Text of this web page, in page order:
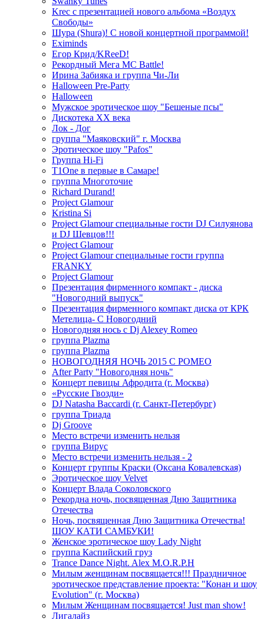
Krec с презентацией нового альбома «Воздух
Свободы»
Шура (Shura)! С новой концертной программой!
Eximinds
Егор Крид/KReeD!
Рекордный Мега МС Battle!
Ирина Забияка и группа Чи-Ли
Halloween Pre-Party
Halloween
Мужское эротическое шоу "Бешеные псы"
Дискотека ХХ века
Лок - Дог
группа "Маяковский" г. Москва
Эротическое шоу "Pafos"
Группа Hi-Fi
T1One в первые в Самаре!
группа Многоточие
Richard Durand!
Project Glamour
Kristina Si
Project Glamour специальные гости DJ Силуянова
и DJ Шевцов!!!
Project Glamour
Project Glamour специальные гости группа
FRANKY
Project Glamour
Презентация фирменного компакт - диска
"Новогодний выпуск"
Презентация фирменного компакт диска от КРК
Метелица- С Новогодний
Новогодняя нось с Dj Alexey Romeo
группа Plazma
группа Plazma
НОВОГОДНЯЯ НОЧЬ 2015 C РОМЕО
After Party "Новогодняя ночь"
Концерт певицы Афродита (г. Москва)
«Русские Гвозди»
DJ Natasha Baccardi (г. Санкт-Петербург)
группа Триада
Dj Groove
Место встречи изменить нельзя
группа Вирус
Место встречи изменить нельзя - 2
Концерт группы Краски (Оксана Ковалевская)
Эротическое шоу Velvet
Концерт Влада Соколовского
Рекордна ночь, посвященная Дню Защитника
Отечества
Ночь, посвященная Дню Защитника Отечества!
ШОУ КАТИ САМБУКИ!
Женское эротическое шоу Lady Night
группа Каспийский груз
Trance Dance Night. Alex M.O.R.P.H
Милым женщинам посвящается!!! Праздничное
эротическое представление проекта: "Конан и шоу
Evolution" (г. Москва)
Милым Женщинам посвящается! Just man show!
Лигалайз